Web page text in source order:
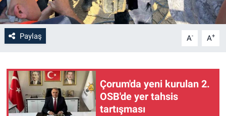
Paylaş A- A+
Çorum'da yeni kurulan 2.
OSB'de yer tahsis
tartışması